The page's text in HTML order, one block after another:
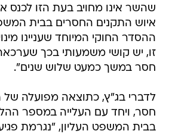
שהשר אינו מחויב בעת הזו לכנס
איוש התקנים החסרים בבית
ההסדר החוקי המיוחד שעניינו
זו, יש קושי משמעותי בכך
חסר במשך כמעט שלוש שנים".
לדברי בג"ץ, כתוצאה מפועלה
חסר, ויחד עם העלייה במספר
בבית המשפט העליון, "נגרמת